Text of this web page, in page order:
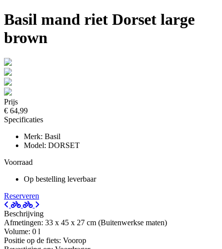
Basil mand riet Dorset large
brown
Prijs
€ 64,99
Specificaties
Merk: Basil
Model: DORSET
Voorraad
Op bestelling leverbaar
Reserveren
Beschrijving
Afmetingen: 33 x 45 x 27 cm (Buitenwerkse maten)
Volume: 0 l
Positie op de fiets: Voorop